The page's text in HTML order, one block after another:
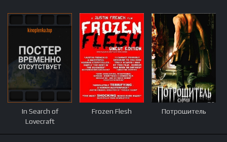
In Search of
Lovecraft
Frozen Flesh Потрошитель